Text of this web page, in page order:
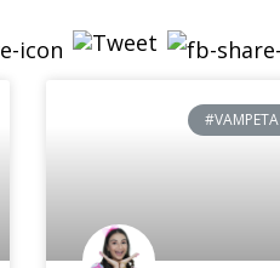
#VAMPETA